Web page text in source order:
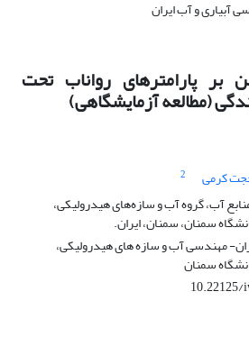
پارامترهای رواناب تحت
(مطالعه آزمایشگاهی)
کرمی
2
آب، گروه آب و سازه‌های هیدرولیکی،
سمنان، سمنان، ایران.
مهندسی آب و سازه های هیدرولیکی،
سمنان
10.22125/